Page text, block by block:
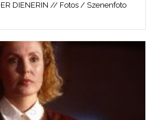
DIENERIN // Fotos / Szenenfoto